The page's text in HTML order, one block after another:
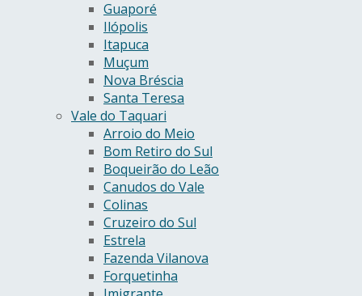
Guaporé
Ilópolis
Itapuca
Muçum
Nova Bréscia
Santa Teresa
Vale do Taquari
Arroio do Meio
Bom Retiro do Sul
Boqueirão do Leão
Canudos do Vale
Colinas
Cruzeiro do Sul
Estrela
Fazenda Vilanova
Forquetinha